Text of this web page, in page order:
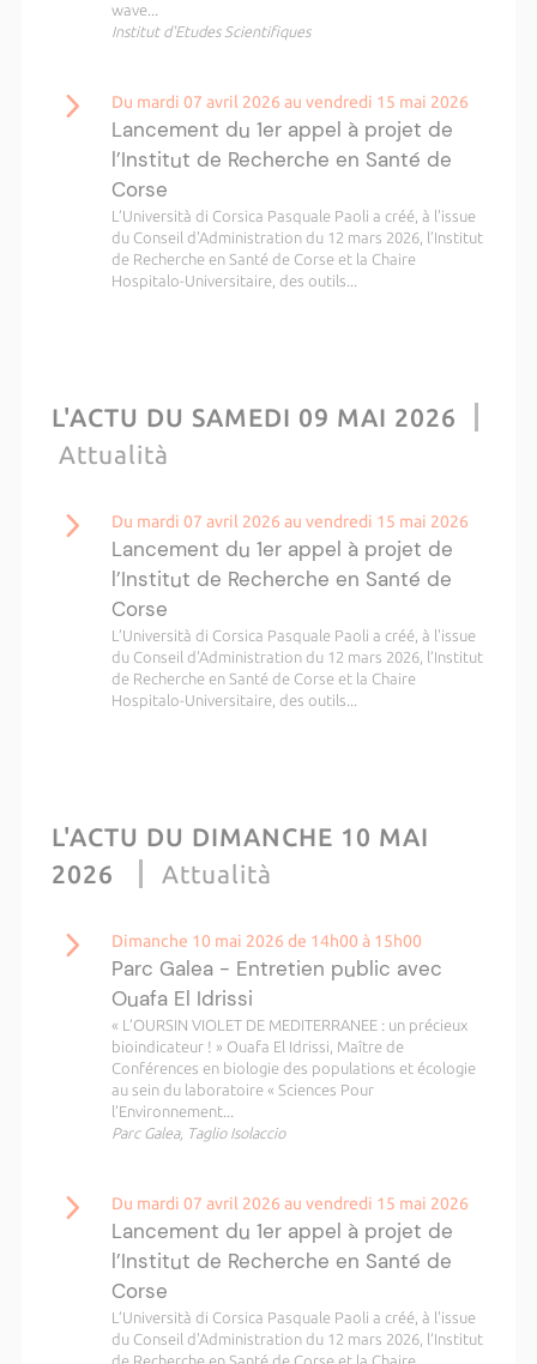
wave...
Institut d'Etudes Scientifiques
Du mardi 07 avril 2026 au vendredi 15 mai 2026
Lancement du 1er appel à projet de
l’Institut de Recherche en Santé de
Corse
L’Università di Corsica Pasquale Paoli a créé, à l'issue
du Conseil d'Administration du 12 mars 2026, l’Institut
de Recherche en Santé de Corse et la Chaire
Hospitalo-Universitaire, des outils...
L'ACTU DU SAMEDI 09 MAI 2026
Attualità
Du mardi 07 avril 2026 au vendredi 15 mai 2026
Lancement du 1er appel à projet de
l’Institut de Recherche en Santé de
Corse
L’Università di Corsica Pasquale Paoli a créé, à l'issue
du Conseil d'Administration du 12 mars 2026, l’Institut
de Recherche en Santé de Corse et la Chaire
Hospitalo-Universitaire, des outils...
L'ACTU DU DIMANCHE 10 MAI
2026
Attualità
Dimanche 10 mai 2026 de 14h00 à 15h00
Parc Galea - Entretien public avec
Ouafa El Idrissi
« L’OURSIN VIOLET DE MEDITERRANEE : un précieux
bioindicateur ! » Ouafa El Idrissi, Maître de
Conférences en biologie des populations et écologie
au sein du laboratoire « Sciences Pour
l’Environnement...
Parc Galea, Taglio Isolaccio
Du mardi 07 avril 2026 au vendredi 15 mai 2026
Lancement du 1er appel à projet de
l’Institut de Recherche en Santé de
Corse
L’Università di Corsica Pasquale Paoli a créé, à l'issue
du Conseil d'Administration du 12 mars 2026, l’Institut
de Recherche en Santé de Corse et la Chaire